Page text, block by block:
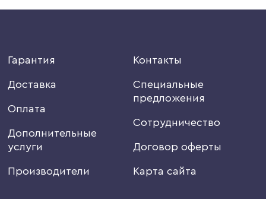
Гарантия
Доставка
Оплата
Дополнительные
услуги
Производители
Контакты
Специальные
предложения
Сотрудничество
Договор оферты
Карта сайта